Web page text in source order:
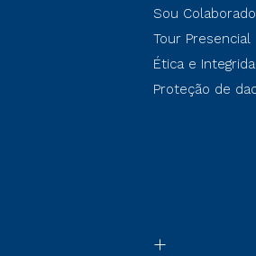
Sou
Tour Presencial
Ética e
Proteção de